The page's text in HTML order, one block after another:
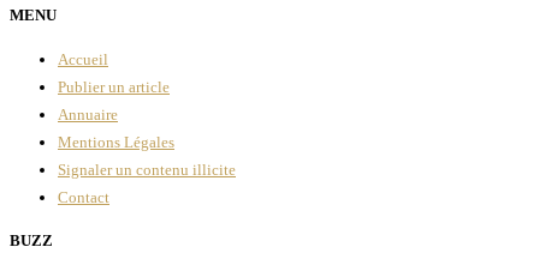
MENU
Accueil
Publier un article
Annuaire
Mentions Légales
Signaler un contenu illicite
Contact
BUZZ